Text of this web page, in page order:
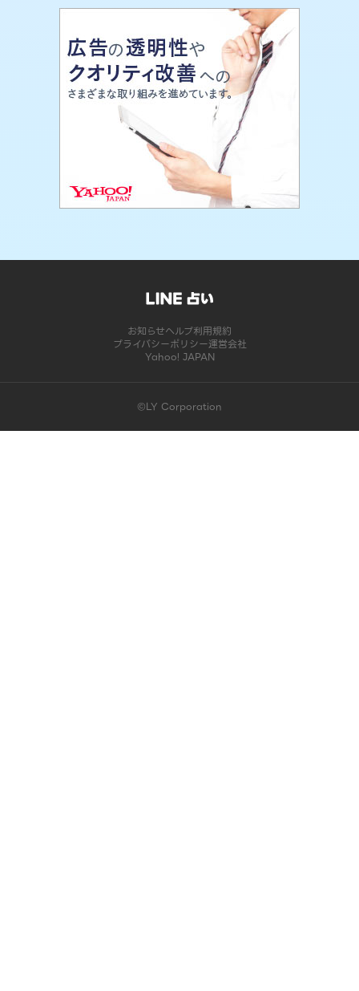
お知らせヘルプ利用規約
プライバシーポリシー運営会社
Yahoo! JAPAN
©LY Corporation
このコンテンツは掲載が終了しました | LINE占い